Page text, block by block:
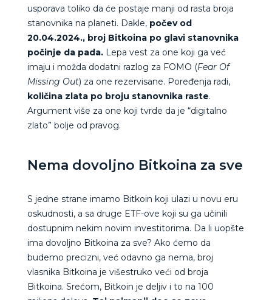
usporava toliko da će postaje manji od rasta broja
stanovnika na planeti. Dakle, počev od
20.04.2024., broj Bitkoina po glavi stanovnika
počinje da pada. Lepa vest za one koji ga već
imaju i možda dodatni razlog za FOMO (Fear Of
Missing Out) za one rezervisane. Poređenja radi,
količina zlata po broju stanovnika raste.
Argument više za one koji tvrde da je “digitalno
zlato” bolje od pravog.
Nema dovoljno Bitkoina za sve
S jedne strane imamo Bitkoin koji ulazi u novu eru
oskudnosti, a sa druge ETF-ove koji su ga učinili
dostupnim nekim novim investitorima. Da li uopšte
ima dovoljno Bitkoina za sve? Ako ćemo da
budemo precizni, već odavno ga nema, broj
vlasnika Bitkoina je višestruko veći od broja
Bitkoina. Srećom, Bitkoin je deljiv i to na 100